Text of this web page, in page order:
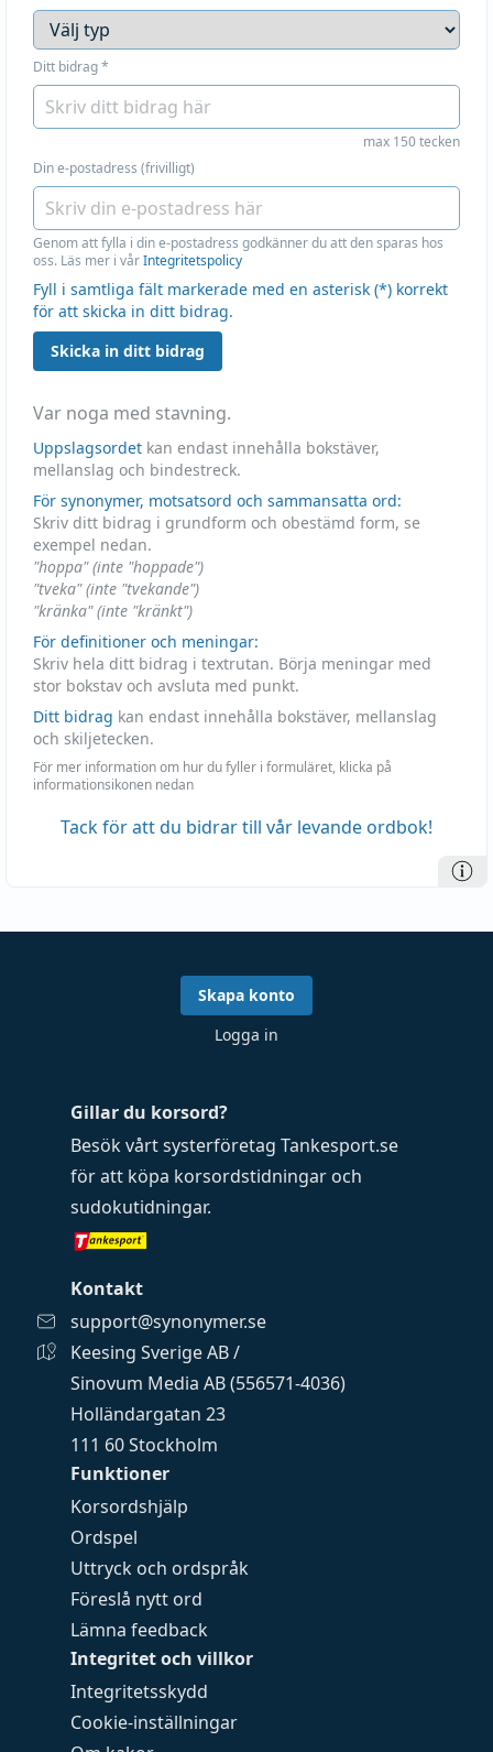
Ditt bidrag*
max 150 tecken
Din e-postadress (frivilligt)
Genom att fylla i din e-postadress godkänner du att den sparas hos
oss. Läs mer i vårIntegritetspolicy
Fyll i samtliga fält markerade med en asterisk (*) korrekt
för att skicka in ditt bidrag.
Skicka in ditt bidrag
Var noga med stavning.
Uppslagsordet kan endast innehålla bokstäver,
mellanslag och bindestreck.
För synonymer, motsatsord och sammansatta ord:
Skriv ditt bidrag i grundform och obestämd form, se
exempel nedan.
"hoppa" (inte "hoppade")
"tveka" (inte "tvekande")
"kränka" (inte "kränkt")
För definitioner och meningar:
Skriv hela ditt bidrag i textrutan. Börja meningar med
stor bokstav och avsluta med punkt.
Ditt bidrag kan endast innehålla bokstäver, mellanslag
och skiljetecken.
För mer information om hur du fyller i formuläret, klicka på
informationsikonen nedan
Tack för att du bidrar till vår levande ordbok!
Funktioner
Korsordshjälp
Ordspel
Uttryck och ordspråk
Föreslå nytt ord
Lämna feedback
Integritet och villkor
Integritetsskydd
Cookie-inställningar
Gillar du korsord?
Besök vårt systerföretag Tankesport.se
för att köpa korsordstidningar och
sudokutidningar.
Kontakt
support@synonymer.se
Keesing Sverige AB /
Sinovum Media AB (556571-4036)
Holländargatan 23
111 60 Stockholm
Skapa konto
Logga in